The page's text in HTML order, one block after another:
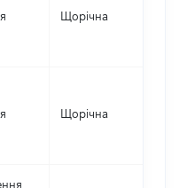
Щорічна
Щорічна